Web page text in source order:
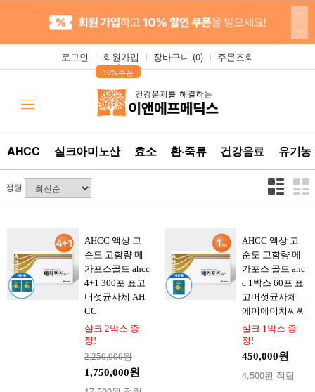
로그인 회원가입
▲
10%쿠폰
장바구니 (0) 주문조회
AHCC 실크아미노산 효소 환·죽류 건강음료 유기
정렬
AHCC 액상 고
순도 고함량 메
가포스골드 ahcc
4+1 300포 표고
버섯균사체 AH
CC
실크 2박스 증
정!
2,250,000원
1,750,000원
AHCC 액상 고
순도 고함량 메
가포스 골드 ahc
c 1박스 60포 표
고버섯균사체
에이에이치씨씨
실크 1박스 증
정!
450,000원
4,500원 적립